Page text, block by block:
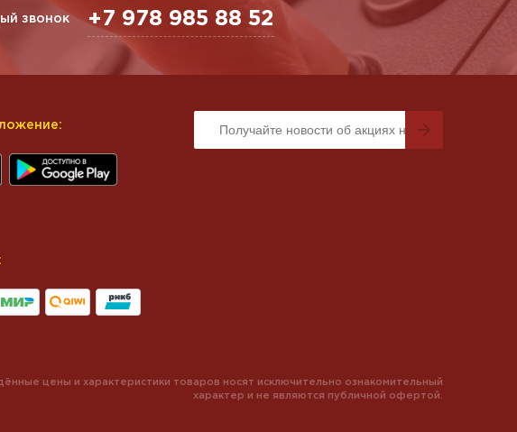
звонок +7 978 985 88 52
цены и характеристики товаров носят исключительно ознакомительный
характер и не являются публичной офертой.